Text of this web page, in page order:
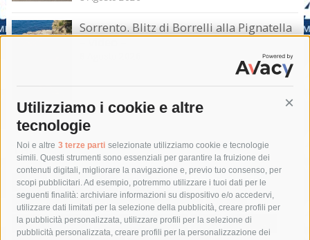
Utilizziamo i cookie e altre
tecnologie
Noi e altre 3 terze parti selezionate utilizziamo cookie e tecnologie
simili. Questi strumenti sono essenziali per garantire la fruizione dei
contenuti digitali, migliorare la navigazione e, previo tuo consenso, per
scopi pubblicitari. Ad esempio, potremmo utilizzare i tuoi dati per le
seguenti finalità: archiviare informazioni su dispositivo e/o accedervi,
utilizzare dati limitati per la selezione della pubblicità, creare profili per
la pubblicità personalizzata, utilizzare profili per la selezione di
pubblicità personalizzata, creare profili per la personalizzazione dei
Sorrento. Blitz di Borrelli alla Pignatella
– video –
Tag
acqua allerta meteo
anas
area marina protetta di punta campanella
arresto
Asl Napoli 3 sud
capitaneria di porto capri
carabinieri